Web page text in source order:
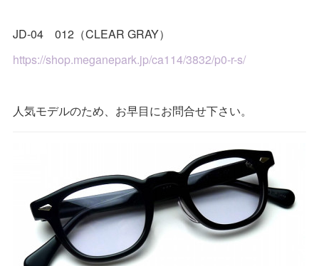
JD-04 012（CLEAR GRAY）
https://shop.meganepark.jp/ca114/3832/p0-r-s/
人気モデルのため、お早目にお問合せ下さい。